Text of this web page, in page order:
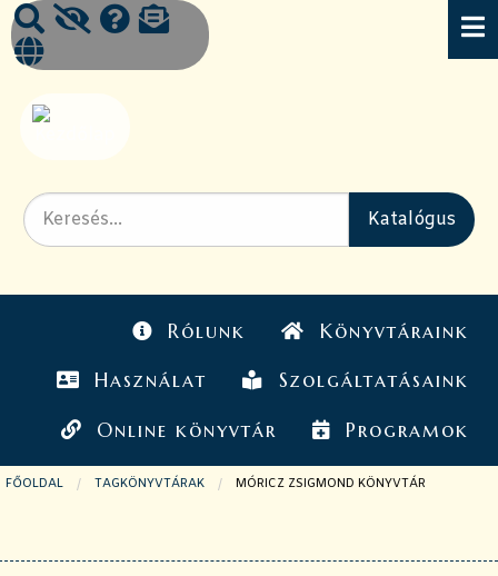
Rólunk Könyvtáraink
Használat Szolgáltatásaink
Online könyvtár Programok
FŐOLDAL TAGKÖNYVTÁRAK JELENLEGI OLDAL:
MÓRICZ ZSIGMOND KÖNYVTÁR